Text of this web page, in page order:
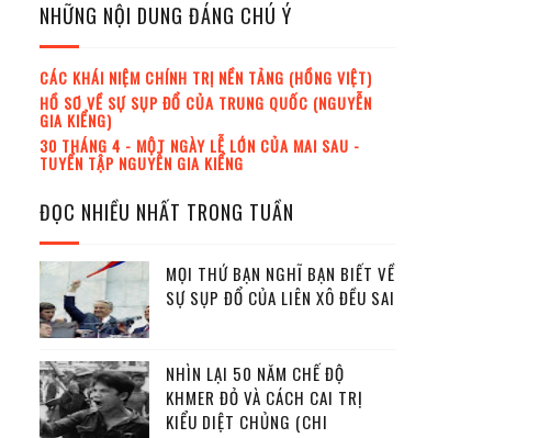
NHỮNG NỘI DUNG ĐÁNG CHÚ Ý
CÁC KHÁI NIỆM CHÍNH TRỊ NỀN TẢNG (HỒNG VIỆT)
HỒ SƠ VỀ SỰ SỤP ĐỔ CỦA TRUNG QUỐC (NGUYỄN
GIA KIỂNG)
30 THÁNG 4 - MỘT NGÀY LỄ LỚN CỦA MAI SAU -
TUYỂN TẬP NGUYỄN GIA KIỂNG
ĐỌC NHIỀU NHẤT TRONG TUẦN
MỌI THỨ BẠN NGHĨ BẠN BIẾT VỀ
SỰ SỤP ĐỔ CỦA LIÊN XÔ ĐỀU SAI
NHÌN LẠI 50 NĂM CHẾ ĐỘ
KHMER ĐỎ VÀ CÁCH CAI TRỊ
KIỂU DIỆT CHỦNG (CHI